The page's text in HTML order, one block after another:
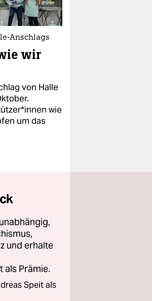
Anschlags
wir
von Halle
wie
um das
und erhalte
als Prämie.
Speit als